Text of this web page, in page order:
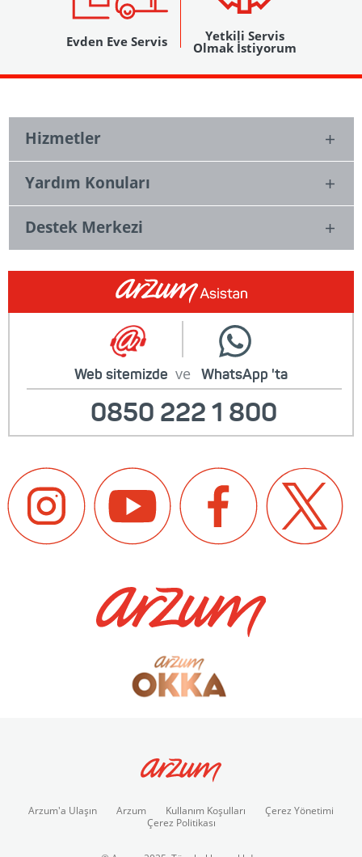
Evden Eve Servis Yetkili Servis
Olmak İstiyorum
Hizmetler
Yardım Konuları
Destek Merkezi
Web sitemizde ve WhatsApp 'ta
0850 222 1 800
Arzum'a Ulaşın Arzum Kullanım Koşulları
Çerez Yönetimi
Çerez Politikası